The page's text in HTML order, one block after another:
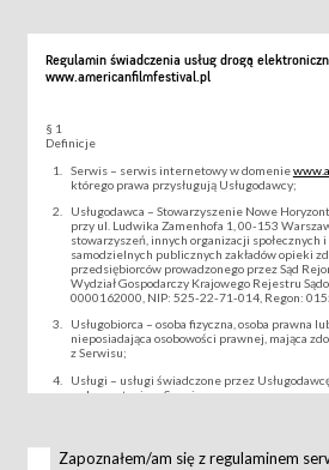
Regulamin świadczenia usług drogą
www.americanfilmfestival.pl
§ 1
Definicje
Serwis – serwis internetowy w domenie
którego prawa przysługują Usługodawcy;
Usługodawca – Stowarzyszenie Nowe
przy ul. Ludwika Zamenhofa 1, 00-153
stowarzyszeń, innych organizacji społecznych
samodzielnych publicznych zakładów opieki
przedsiębiorców prowadzonego przez Sąd
Wydział Gospodarczy Krajowego Rejestru
0000162000, NIP: 525-22-71-014, Regon:
Usługobiorca – osoba fizyczna, osoba prawna
nieposiadająca osobowości prawnej, mająca
z Serwisu;
Usługi – usługi świadczone przez
wykorzystaniem Serwisu;
za pośrednictwem Serwisu;
Zapoznałem/am się z regulaminem